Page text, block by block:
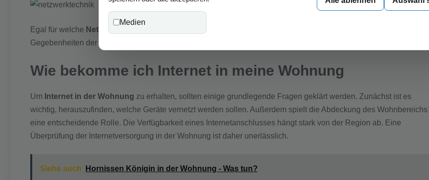
Egal für welche Netzwerktechnik
man sich entscheidet, die Auswahl sollte auf den individuellen Bedürfnissen und
Gegebenheiten der Wohnung basieren, um die bestmögliche Internetnutzung zu gewährleisten.
Wie bekomme ich Internet in meine Wohnung
Um Internet in der Wohnung zu erhalten, sollten einige grundlegende Fragen geklärt werden. Zunächst ist es
wichtig, herauszufinden, welche Geräte vernetzt werden sollen. Außerdem spielt die Abdeckung des Wohnbereichs
eine entscheidende Rolle. Die Verfügbarkeit eines Internetanschlusses hängt stark von der Region ab. Eine
Überprüfung der Internetversorgung in der Wohnung ist daher unerlässlich.
Siehe auch Hornissen Königin in der Wohnung - Was tun?
Medien